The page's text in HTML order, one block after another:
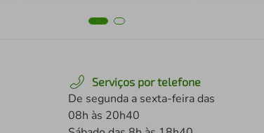
Serviços por telefone
De segunda a sexta-feira das
08h às 20h40